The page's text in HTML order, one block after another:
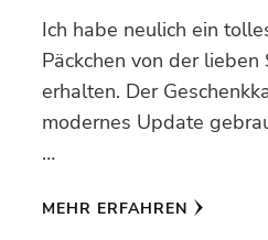
Ich habe neulich ein
Päckchen von der
erhalten. Der
modernes Update
…
MEHR ERFAHREN